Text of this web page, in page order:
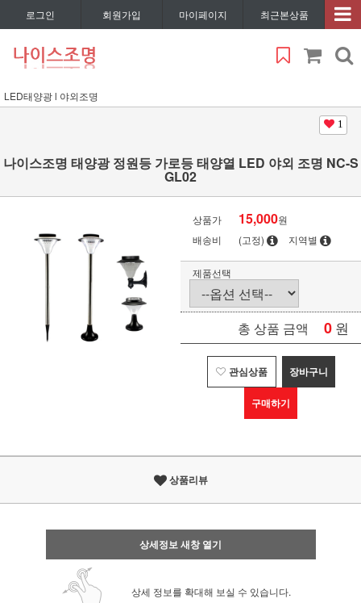
로그인 회원가입 마이페이지 최근본상품
LED태양광 l 야외조명
1
나이스조명 태양광 정원등 가로등 태양열 LED 야외 조명 NC-S
GL02
상품가 15,000원
배송비
(고정) 지역별
제품선택
총 상품 금액 0 원
관심상품 장바구니
구매하기
상품리뷰
상세정보 새창 열기
상세 정보를 확대해 보실 수 있습니다.